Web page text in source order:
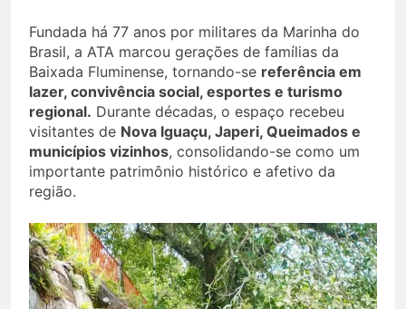
Fundada há 77 anos por militares da Marinha do
Brasil, a ATA marcou gerações de famílias da
Baixada Fluminense, tornando-se referência em
lazer, convivência social, esportes e turismo
regional. Durante décadas, o espaço recebeu
visitantes de Nova Iguaçu, Japeri, Queimados e
municípios vizinhos, consolidando-se como um
importante patrimônio histórico e afetivo da
região.